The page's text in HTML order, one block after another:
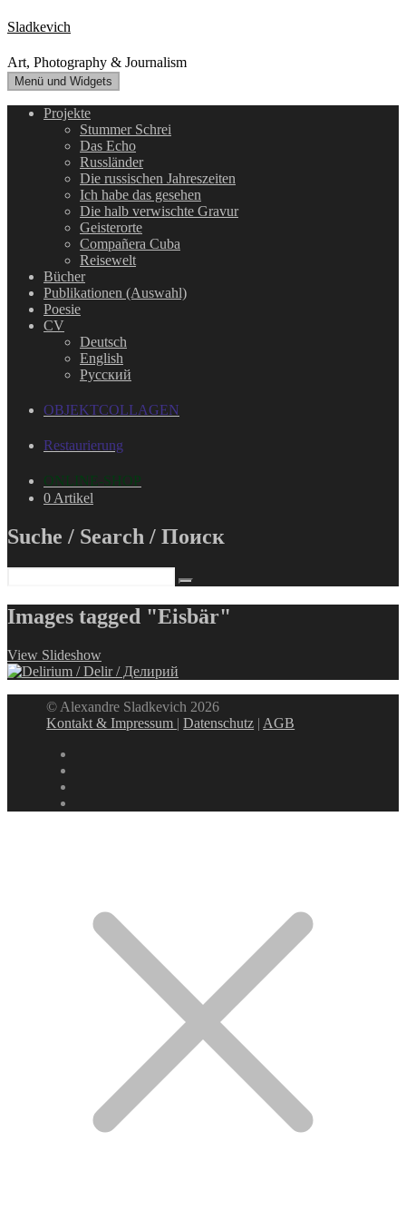
Zum
Inhalt
springen
Sladkevich
Art, Photography & Journalism
Menü und Widgets
Projekte
Stummer Schrei
Das Echo
Russländer
Die russischen Jahreszeiten
Ich habe das gesehen
Die halb verwischte Gravur
Geisterorte
Compañera Cuba
Reisewelt
Bücher
Publikationen (Auswahl)
Poesie
CV
Deutsch
English
Русский
OBJEKTCOLLAGEN
Restaurierung
ONLINE-SHOP
0 Artikel
Suche / Search / Поиск
Images tagged "Eisbär"
View Slideshow
© Alexandre Sladkevich 2026
Kontakt & Impressum |Datenschutz | AGB